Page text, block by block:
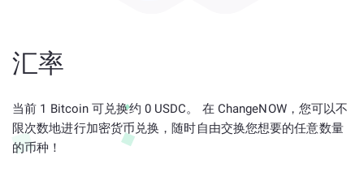
汇率
当前 1 Bitcoin 可兑换约 0 USDC。 在 ChangeNOW，您可以不
限次数地进行加密货币兑换，随时自由交换您想要的任意数量
的币种！